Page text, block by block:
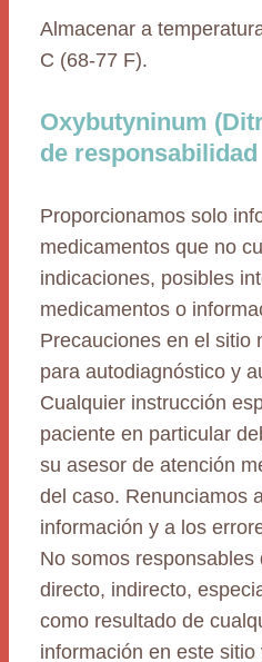
Almacenar a
C (68-77 F).
Oxybutyninum
de responsabilidad
Proporcionamos solo
medicamentos que no
indicaciones, posibles
medicamentos o
Precauciones en el sitio
para autodiagnóstico y
Cualquier instrucción
paciente en particular
su asesor de atención
del caso. Renunciamos
información y a los
No somos responsables
directo, indirecto,
como resultado de
información en este